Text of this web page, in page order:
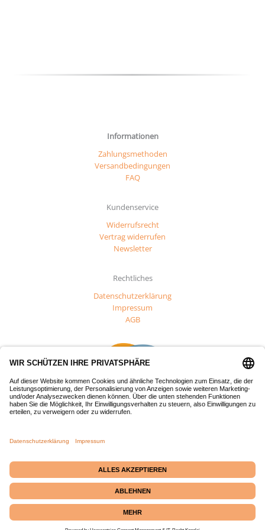
Informationen
Zahlungsmethoden
Versandbedingungen
FAQ
Kundenservice
Widerrufsrecht
Vertrag widerrufen
Newsletter
Rechtliches
Datenschutzerklärung
Impressum
AGB
regionale Entwicklung (EFRE) gefördert.
Passepartout-Werkstatt· Bäckerstraße 2 · 21379
Echem